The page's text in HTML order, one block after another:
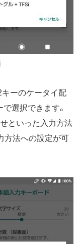
キーのケータイ配
選択できます。
といった入力方法
方法への設定が可